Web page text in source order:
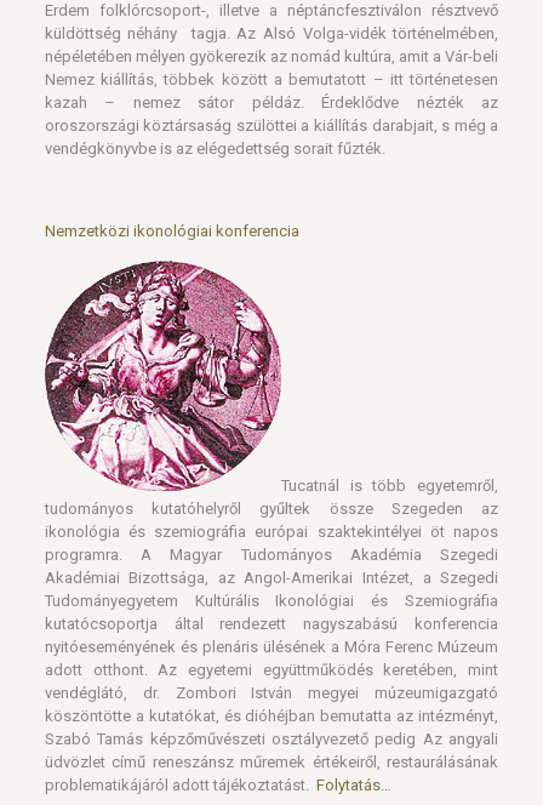
Erdem folklórcsoport-, illetve a néptáncfesztiválon résztvevő
küldöttség néhány tagja. Az Alsó Volga-vidék történelmében,
népéletében mélyen gyökerezik az nomád kultúra, amit a Vár-beli
Nemez kiállítás, többek között a bemutatott – itt történetesen
kazah – nemez sátor példáz. Érdeklődve nézték az
oroszországi köztársaság szülöttei a kiállítás darabjait, s még a
vendégkönyvbe is az elégedettség sorait fűzték.
Nemzetközi ikonológiai konferencia
Tucatnál is több egyetemről,
tudományos kutatóhelyről gyűltek össze Szegeden az
ikonológia és szemiográfia európai szaktekintélyei öt napos
programra. A Magyar Tudományos Akadémia Szegedi
Akadémiai Bizottsága, az Angol-Amerikai Intézet, a Szegedi
Tudományegyetem Kultúrális Ikonológiai és Szemiográfia
kutatócsoportja által rendezett nagyszabású konferencia
nyitóeseményének és plenáris ülésének a Móra Ferenc Múzeum
adott otthont. Az egyetemi együttműködés keretében, mint
vendéglátó, dr. Zombori István megyei múzeumigazgató
köszöntötte a kutatókat, és dióhéjban bemutatta az intézményt,
Szabó Tamás képzőművészeti osztályvezető pedig Az angyali
üdvözlet című reneszánsz műremek értékeiről, restaurálásának
problematikájáról adott tájékoztatást. Folytatás…